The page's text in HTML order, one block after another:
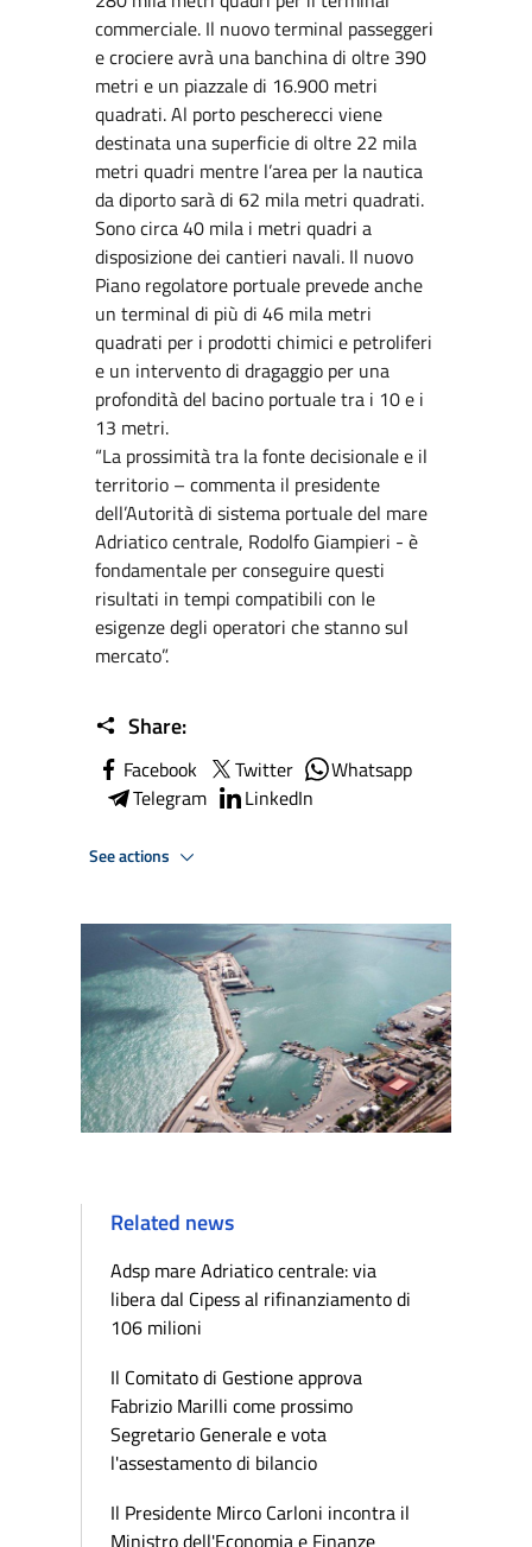
commerciale. Il nuovo terminal passeggeri
e crociere avrà una banchina di oltre 390
metri e un piazzale di 16.900 metri
quadrati. Al porto pescherecci viene
destinata una superficie di oltre 22 mila
metri quadri mentre l’area per la nautica
da diporto sarà di 62 mila metri quadrati.
Sono circa 40 mila i metri quadri a
disposizione dei cantieri navali. Il nuovo
Piano regolatore portuale prevede anche
un terminal di più di 46 mila metri
quadrati per i prodotti chimici e petroliferi
e un intervento di dragaggio per una
profondità del bacino portuale tra i 10 e i
13 metri.
“La prossimità tra la fonte decisionale e il
territorio – commenta il presidente
dell’Autorità di sistema portuale del mare
Adriatico centrale, Rodolfo Giampieri - è
fondamentale per conseguire questi
risultati in tempi compatibili con le
esigenze degli operatori che stanno sul
mercato”.
Share:
Facebook Twitter
Whatsapp
Telegram
LinkedIn
See actions
Related news
Adsp mare Adriatico centrale: via
libera dal Cipess al rifinanziamento di
106 milioni
Il Comitato di Gestione approva
Fabrizio Marilli come prossimo
Segretario Generale e vota
l'assestamento di bilancio
Il Presidente Mirco Carloni incontra il
Ministro dell'Economia e Finanze